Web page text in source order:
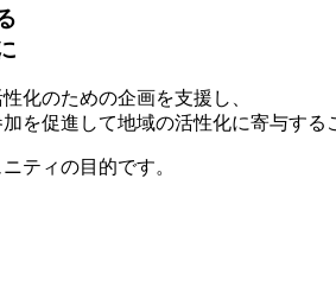
化のための企画を支援し、
を促進して地域の活性化に寄与する
ティの目的です。